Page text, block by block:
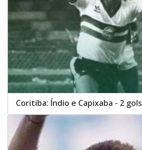
Coritiba: Índio e Capixaba - 2 gols